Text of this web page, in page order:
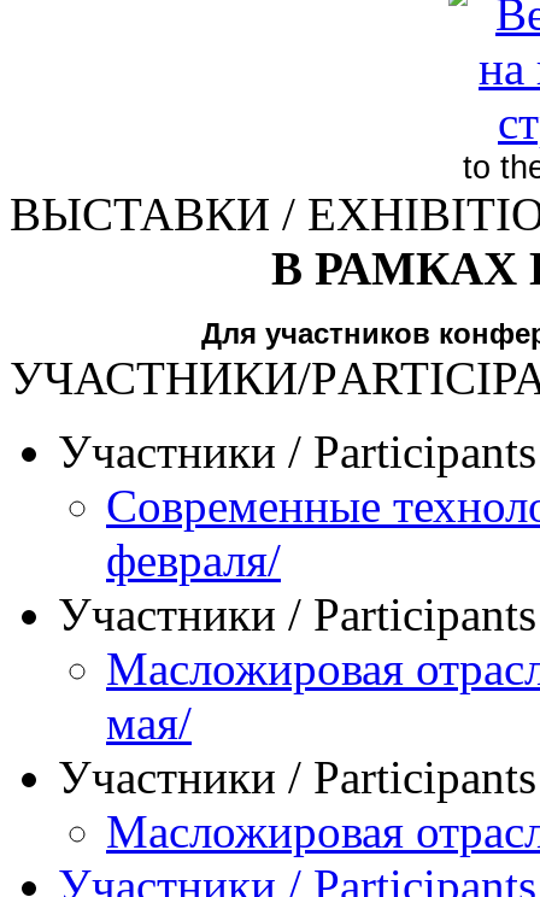
to
ВЫСТАВКИ /
В РАМКАХ
Для участников
УЧАСТНИКИ/
Участники /
Современные
февраля/
Участники /
Масложировая
мая/
Участники /
Масложировая
Участники /